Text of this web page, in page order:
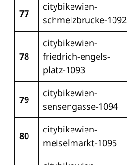
77
citybikewien-
schmelzbrucke-1092
78
citybikewien-
friedrich-engels-
platz-1093
79
citybikewien-
sensengasse-1094
80
citybikewien-
meiselmarkt-1095